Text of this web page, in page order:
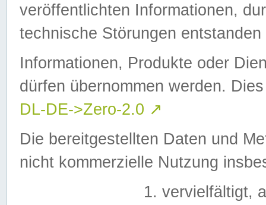
veröffentlichten Informationen,
technische Störungen
Informationen, Produkte oder
dürfen übernommen werden.
DL-DE->Zero-2.0 ↗
Die bereitgestellten Daten und
nicht kommerzielle Nutzung
vervielfältigt,